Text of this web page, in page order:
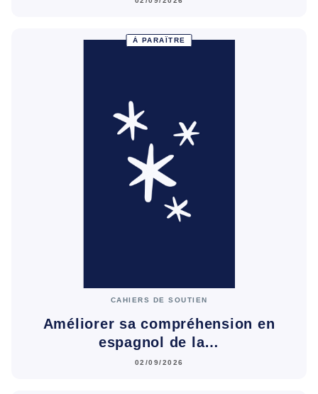
À PARAÎTRE
CAHIERS DE SOUTIEN
Améliorer sa compréhension en
espagnol de la…
02/09/2026